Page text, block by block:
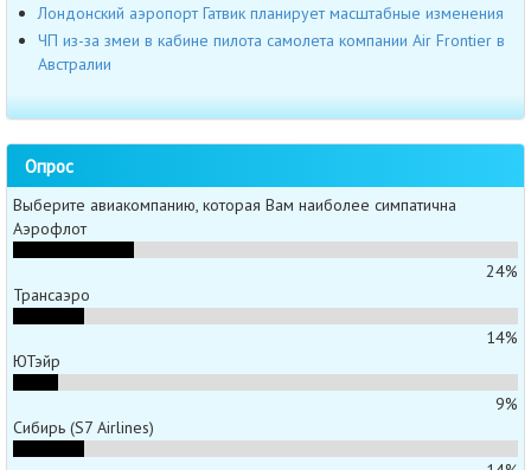
Лондонский аэропорт Гатвик планирует масштабные изменения
ЧП из-за змеи в кабине пилота самолета компании Air Frontier в
Австралии
Опрос
Выберите авиакомпанию, которая Вам наиболее симпатична
Аэрофлот
24%
Трансаэро
14%
ЮТэйр
9%
Сибирь (S7 Airlines)